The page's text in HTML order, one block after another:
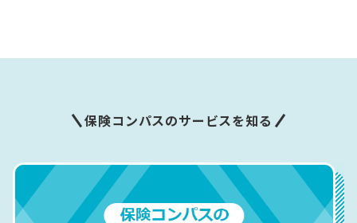
保険コンパスのサービスを知る